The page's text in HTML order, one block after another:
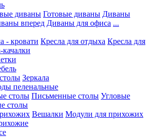
диваны Готовые диваны Диваны
вперед Диваны для офиса ...
- кровати Кресла для отдыха Кресла для
качалки
Зеркала
пеленальные
столы Письменные столы Угловые
столы
Вешалки Модули для прихожих